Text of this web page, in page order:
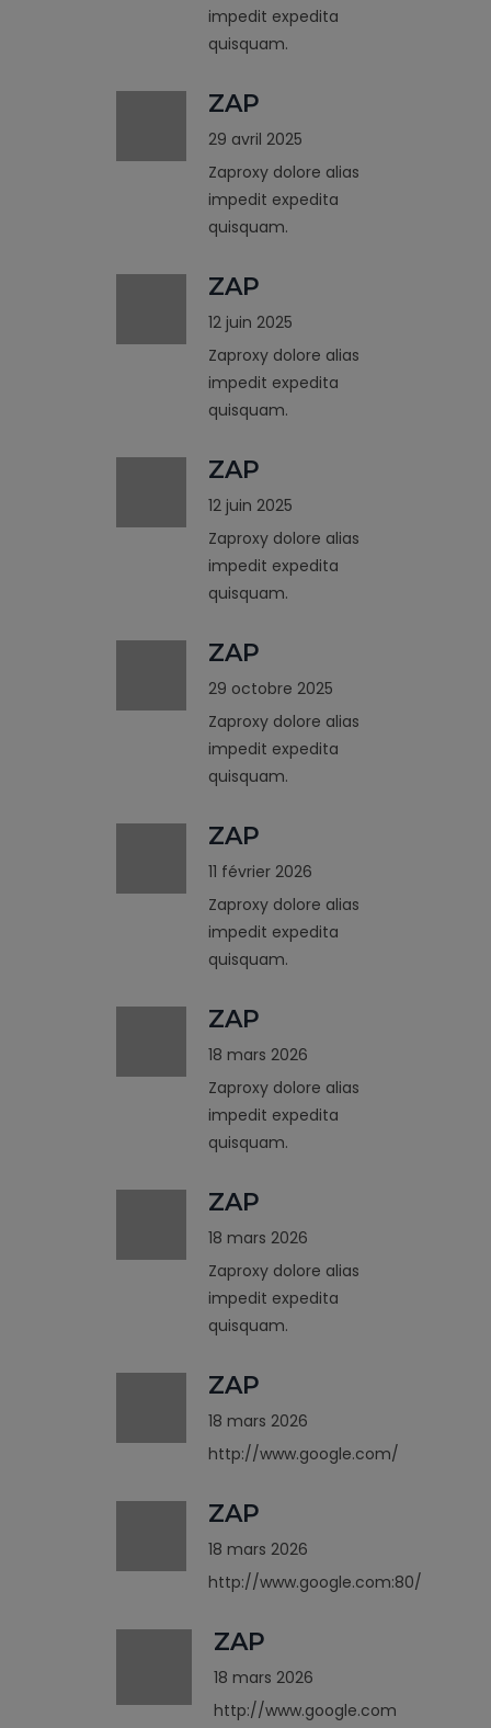
impedit expedita
quisquam.
ZAP
29 avril 2025
Zaproxy dolore alias
impedit expedita
quisquam.
ZAP
12 juin 2025
Zaproxy dolore alias
impedit expedita
quisquam.
ZAP
12 juin 2025
Zaproxy dolore alias
impedit expedita
quisquam.
ZAP
29 octobre 2025
Zaproxy dolore alias
impedit expedita
quisquam.
ZAP
11 février 2026
Zaproxy dolore alias
impedit expedita
quisquam.
ZAP
18 mars 2026
Zaproxy dolore alias
impedit expedita
quisquam.
ZAP
18 mars 2026
Zaproxy dolore alias
impedit expedita
quisquam.
ZAP
18 mars 2026
http://www.google.com/
ZAP
18 mars 2026
http://www.google.com:80/
ZAP
18 mars 2026
http://www.google.com